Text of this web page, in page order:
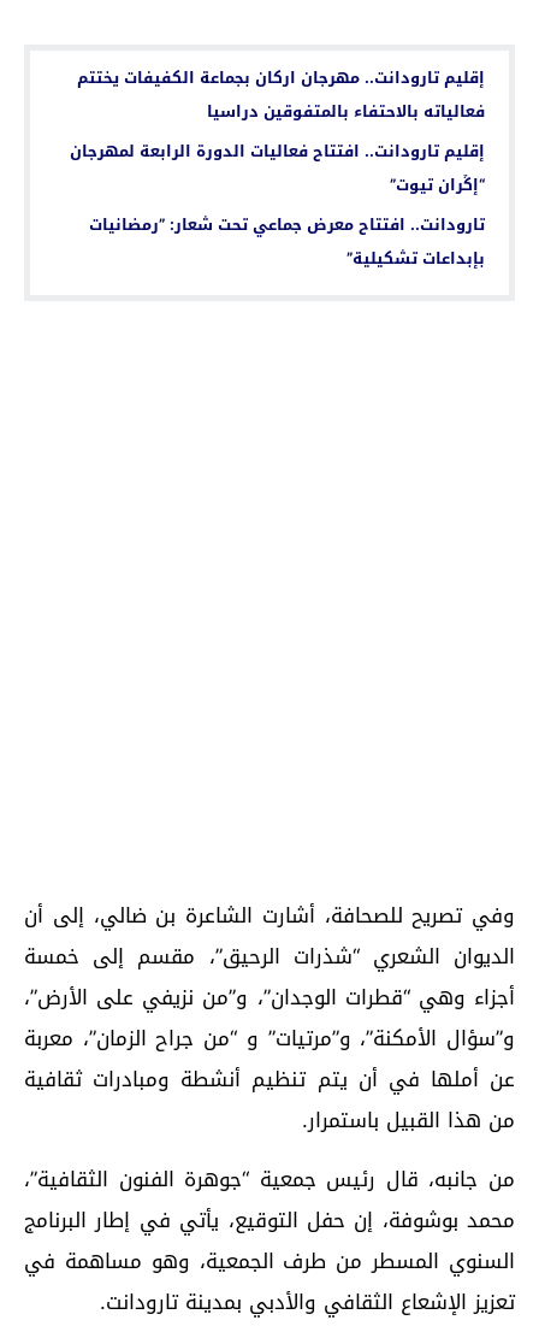
إقليم تارودانت.. مهرجان اركان بجماعة الكفيفات يختتم
فعالياته بالاحتفاء بالمتفوقين دراسيا
إقليم تارودانت.. افتتاح فعاليات الدورة الرابعة لمهرجان
“إڭران تيوت”
تارودانت.. افتتاح معرض جماعي تحت شعار: ”رمضانيات
بإبداعات تشكيلية”
وفي تصريح للصحافة، أشارت الشاعرة بن ضالي، إلى أن
الديوان الشعري “شذرات الرحيق”، مقسم إلى خمسة
أجزاء وهي “قطرات الوجدان”، و”من نزيفي على الأرض”،
و”سؤال الأمكنة”، و”مرتيات” و “من جراح الزمان”، معربة
عن أملها في أن يتم تنظيم أنشطة ومبادرات ثقافية
من هذا القبيل باستمرار.
من جانبه، قال رئيس جمعية “جوهرة الفنون الثقافية”،
محمد بوشوفة، إن حفل التوقيع، يأتي في إطار البرنامج
السنوي المسطر من طرف الجمعية، وهو مساهمة في
تعزيز الإشعاع الثقافي والأدبي بمدينة تارودانت.